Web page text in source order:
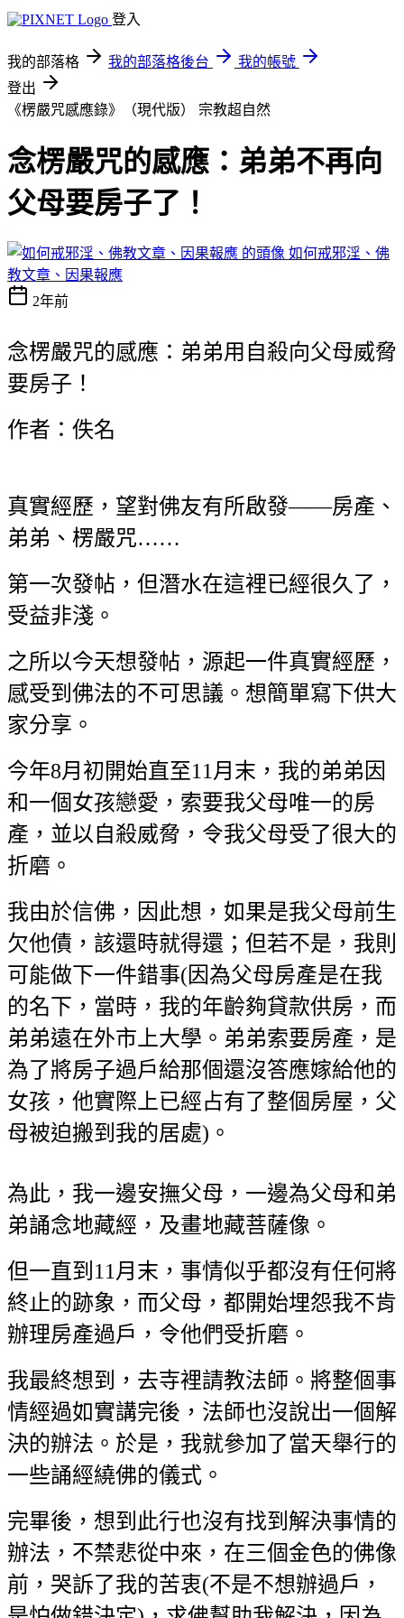
登入
我的部落格 我的部落格後台
我的帳號
登出
《楞嚴咒感應錄》（現代版） 宗教超自然
念楞嚴咒的感應：弟弟不再向
父母要房子了！
如何戒邪淫、佛
教文章、因果報應
2年前
念楞嚴咒的感應：弟弟用自殺向父母威脅
要房子！
作者：佚名
真實經歷，望對佛友有所啟發——房產、
弟弟、楞嚴咒……
第一次發帖，但潛水在這裡已經很久了，
受益非淺。
之所以今天想發帖，源起一件真實經歷，
感受到佛法的不可思議。想簡單寫下供大
家分享。
今年8月初開始直至11月末，我的弟弟因
和一個女孩戀愛，索要我父母唯一的房
產，並以自殺威脅，令我父母受了很大的
折磨。
我由於信佛，因此想，如果是我父母前生
欠他債，該還時就得還；但若不是，我則
可能做下一件錯事(因為父母房產是在我
的名下，當時，我的年齡夠貸款供房，而
弟弟遠在外市上大學。弟弟索要房產，是
為了將房子過戶給那個還沒答應嫁給他的
女孩，他實際上已經占有了整個房屋，父
母被迫搬到我的居處)。
為此，我一邊安撫父母，一邊為父母和弟
弟誦念地藏經，及畫地藏菩薩像。
但一直到11月末，事情似乎都沒有任何將
終止的跡象，而父母，都開始埋怨我不肯
辦理房產過戶，令他們受折磨。
我最終想到，去寺裡請教法師。將整個事
情經過如實講完後，法師也沒說出一個解
決的辦法。於是，我就參加了當天舉行的
一些誦經繞佛的儀式。
完畢後，想到此行也沒有找到解決事情的
辦法，不禁悲從中來，在三個金色的佛像
前，哭訴了我的苦衷(不是不想辦過戶，